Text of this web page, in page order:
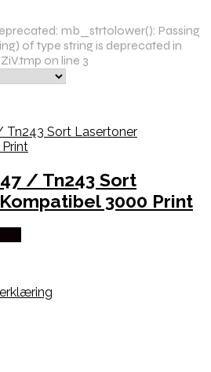
mb_strtolower(): Passing
of type string is deprecated in
on line 3
/ Tn243 Sort
3000 Print